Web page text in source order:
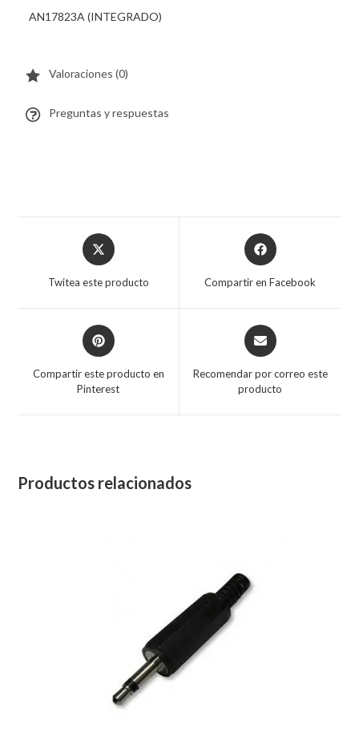
AN17823A (INTEGRADO)
Valoraciones (0)
Preguntas y respuestas
Twitea este producto Compartir en Facebook
Compartir este producto en
Pinterest
Recomendar por correo este
producto
Productos relacionados